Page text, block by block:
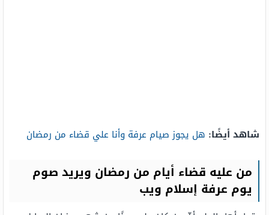
شاهد أيضًا: هل يجوز صيام عرفة وأنا علي قضاء من رمضان
من عليه قضاء أيام من رمضان ويريد صوم
يوم عرفة إسلام ويب